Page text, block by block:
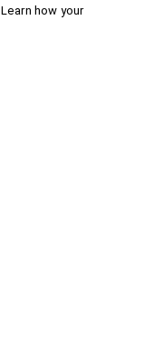
Learn how your